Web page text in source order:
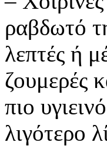
ραβδωτό
λεπτές ή
ζουμερές
πιο
λιγότερο